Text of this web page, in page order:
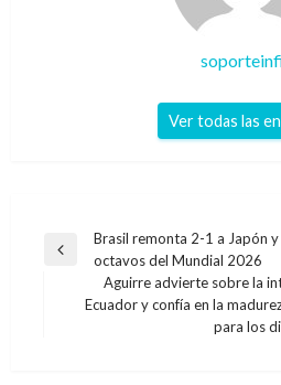
Ver todas las
Navegación
entradas
Entrada
Brasil remonta 2-1 a Japón y
octavos del Mundial 2026
Entrada
Aguirre advierte sobre la
Ecuador y confía en la
para los